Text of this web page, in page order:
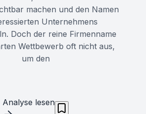
machen und den Namen
Unternehmens
Doch der reine Firmenname
Wettbewerb oft nicht aus,
um den
Analyse lesen